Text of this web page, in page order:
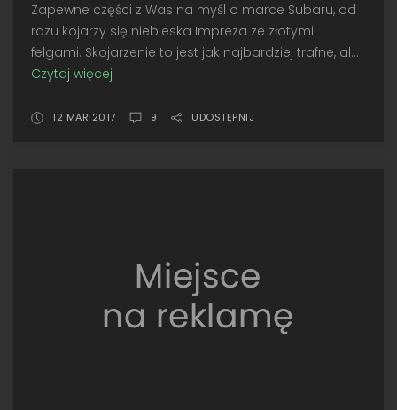
Zapewne części z Was na myśl o marce Subaru, od
razu kojarzy się niebieska Impreza ze złotymi
felgami. Skojarzenie to jest jak najbardziej trafne, al...
Czytaj więcej
•
Corse
12 MAR 2017 9 UDOSTĘPNIJ